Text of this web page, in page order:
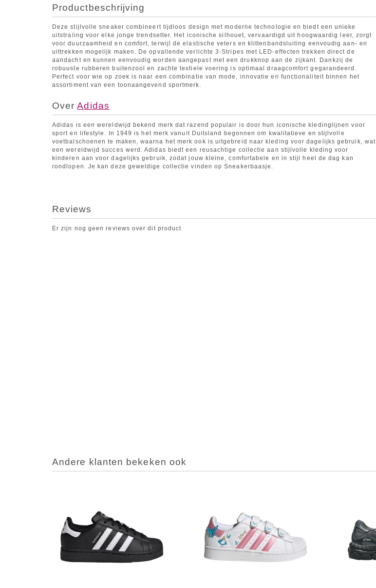
Productbeschrijving
Deze stijlvolle sneaker combineert tijdloos design met moderne technologie en biedt een unieke
uitstraling voor elke jonge trendsetter. Het iconische silhouet, vervaardigd uit hoogwaardig leer, zorgt
voor duurzaamheid en comfort, terwijl de elastische veters en klittenbandsluiting eenvoudig aan- en
uittrekken mogelijk maken. De opvallende verlichte 3-Stripes met LED-effecten trekken direct de
aandacht en kunnen eenvoudig worden aangepast met een drukknop aan de zijkant. Dankzij de
robuuste rubberen buitenzool en zachte textiele voering is optimaal draagcomfort gegarandeerd.
Perfect voor wie op zoek is naar een combinatie van mode, innovatie en functionaliteit binnen het
assortiment van een toonaangevend sportmerk.
OverAdidas
Adidas is een wereldwijd bekend merk dat razend populair is door hun iconische kledinglijnen voor
sport en lifestyle. In 1949 is het merk vanuit Duitsland begonnen om kwalitatieve en stijlvolle
voetbalschoenen te maken, waarna het merk ook is uitgebreid naar kleding voor dagelijks gebruik, wat
een wereldwijd succes werd. Adidas biedt een reusachtige collectie aan stijlvolle kleding voor
kinderen aan voor dagelijks gebruik, zodat jouw kleine, comfortabele en in stijl heel de dag kan
rondlopen. Je kan deze geweldige collectie vinden op Sneakerbaasje.
Reviews
Er zijn nog geen reviews over dit product
Andere klanten bekeken ook